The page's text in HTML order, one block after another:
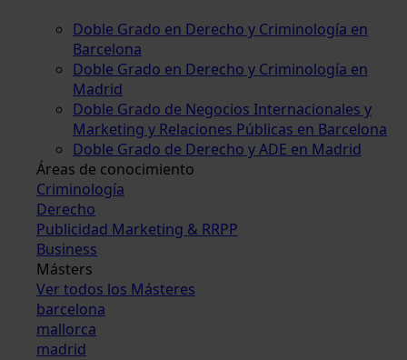
Doble Grado en Derecho y Criminología en
Barcelona
Doble Grado en Derecho y Criminología en
Madrid
Doble Grado de Negocios Internacionales y
Marketing y Relaciones Públicas en Barcelona
Doble Grado de Derecho y ADE en Madrid
Áreas de conocimiento
Criminología
Derecho
Publicidad Marketing & RRPP
Business
Másters
Ver todos los Másteres
barcelona
mallorca
madrid